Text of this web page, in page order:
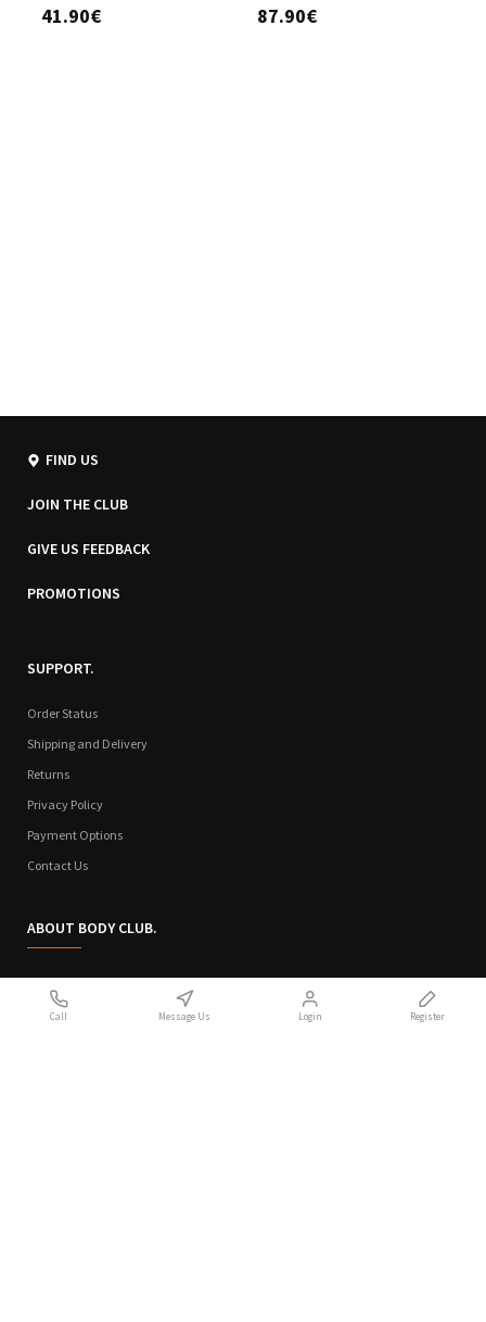
41.90€ 87.90€
FIND US
JOIN THE CLUB
GIVE US FEEDBACK
PROMOTIONS
SUPPORT.
Order Status
Shipping and Delivery
Returns
Privacy Policy
Payment Options
Contact Us
ABOUT BODY CLUB.
Call Message Us Login Register